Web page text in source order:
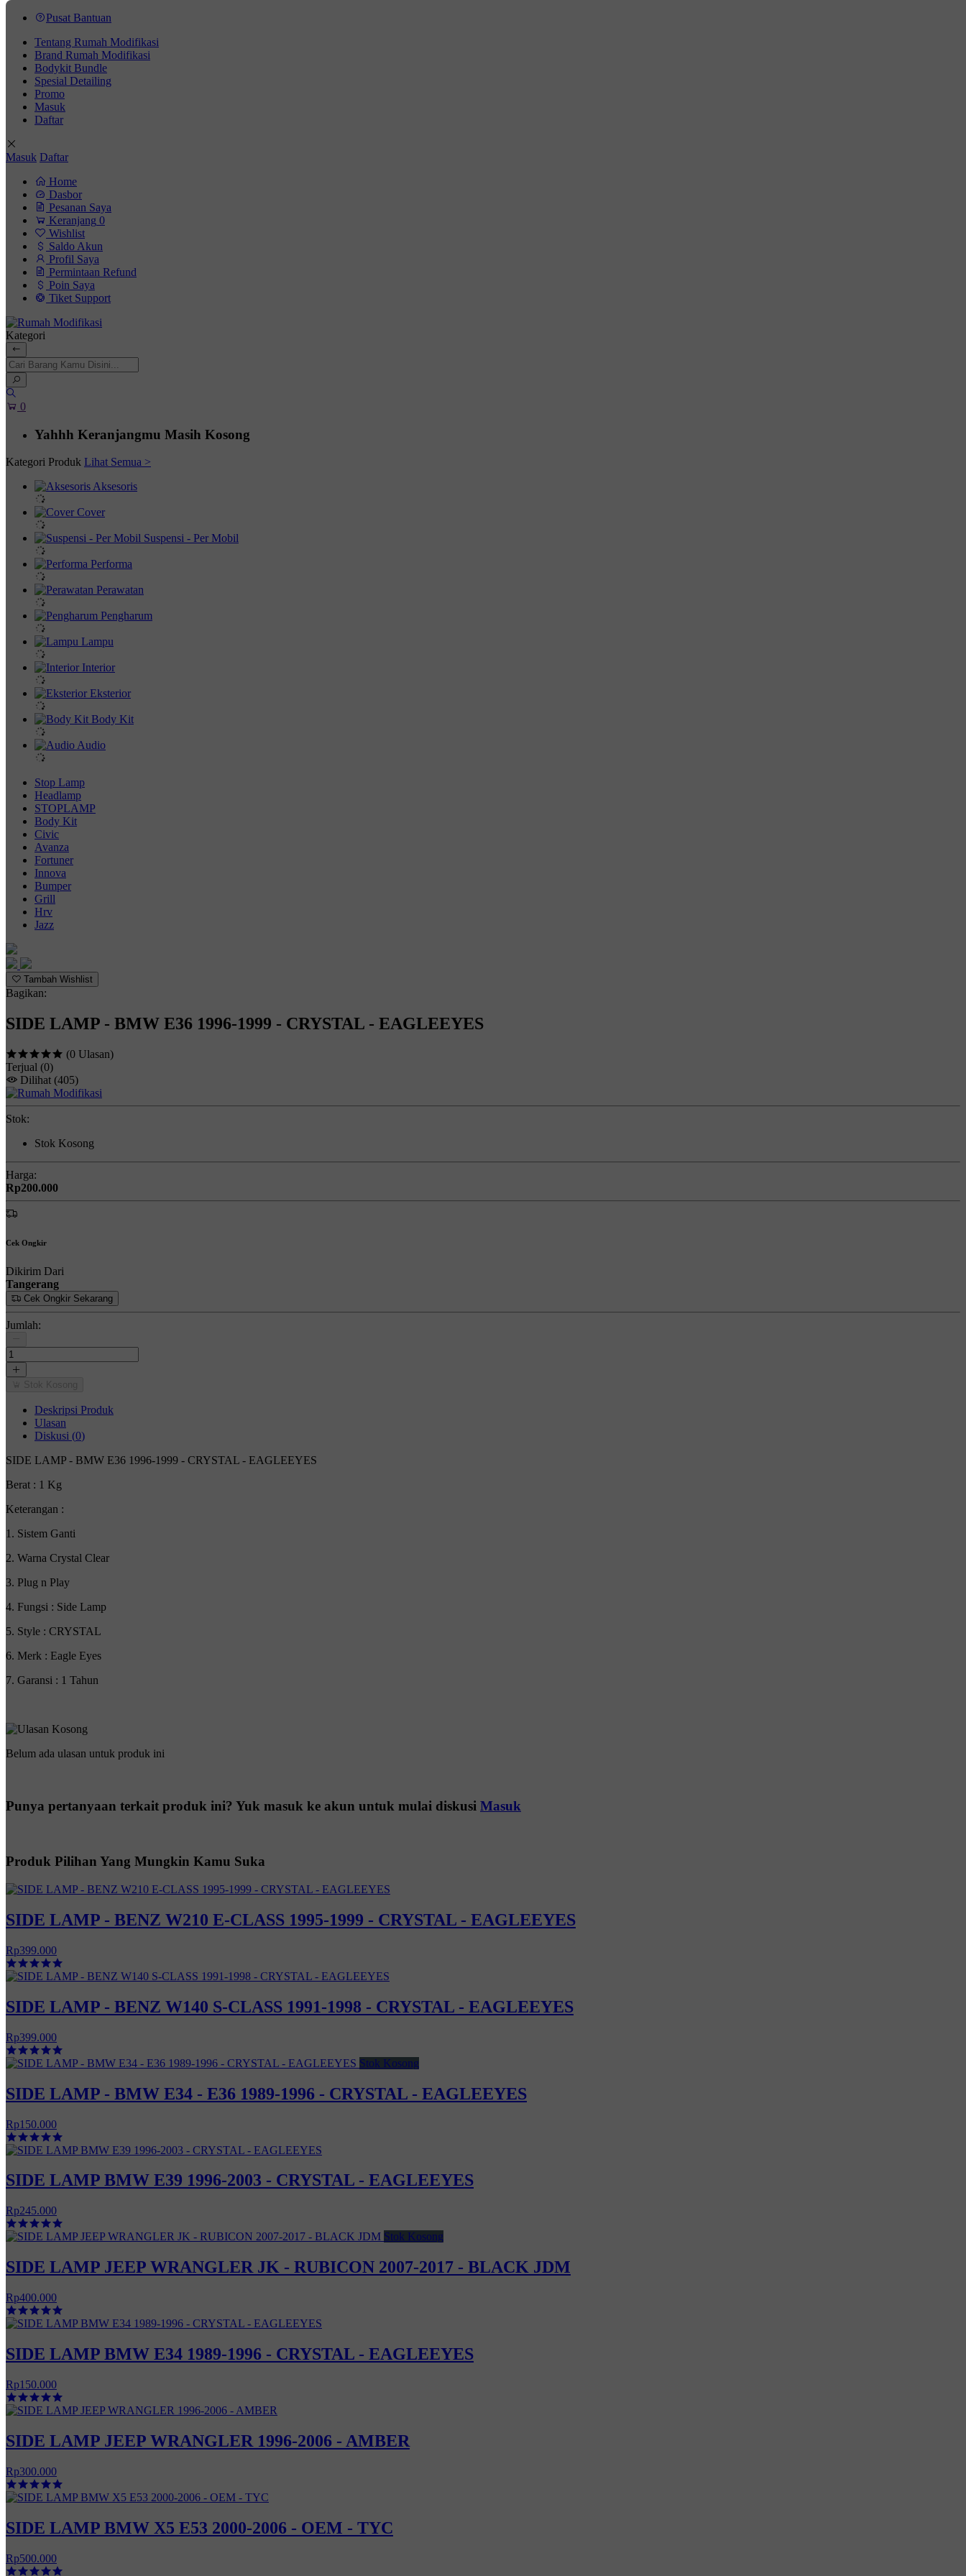
Pusat Bantuan
Tentang Rumah Modifikasi
Brand Rumah Modifikasi
Bodykit Bundle
Spesial Detailing
Promo
Masuk
Daftar
Masuk Daftar
Home
Dasbor
Pesanan Saya
Keranjang 0
Wishlist
Saldo Akun
Profil Saya
Permintaan Refund
Poin Saya
Tiket Support
Kategori
0
Yahhh Keranjangmu Masih Kosong
Kategori Produk Lihat Semua >
Aksesoris
Cover
Suspensi - Per Mobil
Performa
Perawatan
Pengharum
Lampu
Interior
Eksterior
Body Kit
Audio
Stop Lamp
Headlamp
STOPLAMP
Body Kit
Civic
Avanza
Fortuner
Innova
Bumper
Grill
Hrv
Jazz
Tambah Wishlist
Bagikan:
SIDE LAMP - BMW E36 1996-1999 - CRYSTAL - EAGLEEYES
(0 Ulasan)
Terjual (0)
Dilihat (405)
Stok:
Stok Kosong
Harga:
Rp200.000
Cek Ongkir
Dikirim Dari
Tangerang
Cek Ongkir Sekarang
Jumlah:
Deskripsi Produk
Ulasan
Diskusi (0)
SIDE LAMP - BMW E36 1996-1999 - CRYSTAL - EAGLEEYES
Berat : 1 Kg
Keterangan :
1. Sistem Ganti
2. Warna Crystal Clear
3. Plug n Play
4. Fungsi : Side Lamp
5. Style : CRYSTAL
6. Merk : Eagle Eyes
7. Garansi : 1 Tahun
Belum ada ulasan untuk produk ini
Punya pertanyaan terkait produk ini? Yuk masuk ke akun untuk mulai diskusi Masuk
Produk Pilihan Yang Mungkin Kamu Suka
SIDE LAMP - BENZ W210 E-CLASS 1995-1999 - CRYSTAL - EAGLEEYES
Rp399.000
SIDE LAMP - BENZ W140 S-CLASS 1991-1998 - CRYSTAL - EAGLEEYES
Rp399.000
Stok Kosong
SIDE LAMP - BMW E34 - E36 1989-1996 - CRYSTAL - EAGLEEYES
Rp150.000
SIDE LAMP BMW E39 1996-2003 - CRYSTAL - EAGLEEYES
Rp245.000
Stok Kosong
SIDE LAMP JEEP WRANGLER JK - RUBICON 2007-2017 - BLACK JDM
Rp400.000
SIDE LAMP BMW E34 1989-1996 - CRYSTAL - EAGLEEYES
Rp150.000
SIDE LAMP JEEP WRANGLER 1996-2006 - AMBER
Rp300.000
SIDE LAMP BMW X5 E53 2000-2006 - OEM - TYC
Rp500.000